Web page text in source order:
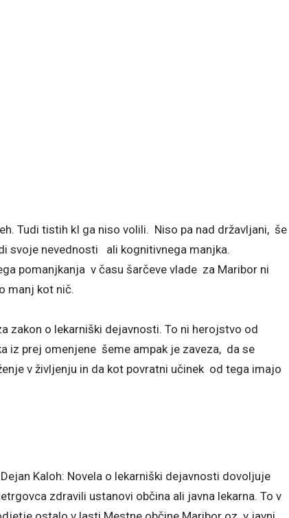
Tudi tistih kI ga niso volili. Niso pa nad državljani, še
svoje nevednosti ali kognitivnega manjka.
pomanjkanja v času šarčeve vlade za Maribor ni
manj kot nič.
zakon o lekarniški dejavnosti. To ni herojstvo od
iz prej omenjene šeme ampak je zaveza, da se
v življenju in da kot povratni učinek od tega imajo
Kaloh: Novela o lekarniški dejavnosti dovoljuje
zdravili ustanovi občina ali javna lekarna. To v